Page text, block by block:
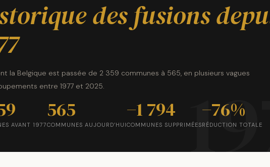
des fusions
la Belgique est passée de 2 359 communes à 565, en plusieurs vagues
entre 1977 et 2025.
AVANT 1977
565
COMMUNES AUJOURD’HUI
−1 794
COMMUNES SUPPRIMÉES
−76%
RÉDUCTION TOTALE